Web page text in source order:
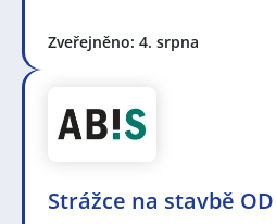
Zveřejněno: 4. srpna
Strážce na stavbě